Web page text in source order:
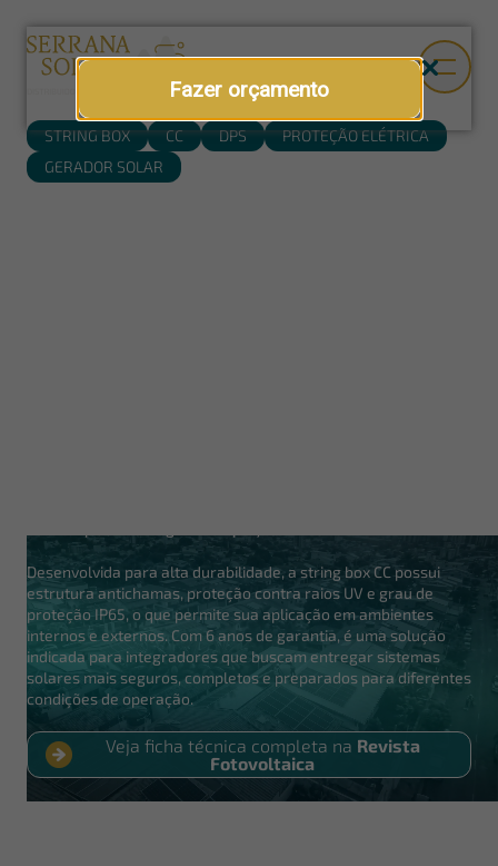
Fazer orçamento
STRING BOX CC DPS
PROTEÇÃO ELÉTRICA
GERADOR SOLAR
Desenvolvida para alta durabilidade, a string box CC possui
estrutura antichamas, proteção contra raios UV e grau de
proteção IP65, o que permite sua aplicação em ambientes
internos e externos. Com 6 anos de garantia, é uma solução
indicada para integradores que buscam entregar sistemas
solares mais seguros, completos e preparados para diferentes
condições de operação.
Veja ficha técnica completa na Revista
Fotovoltaica